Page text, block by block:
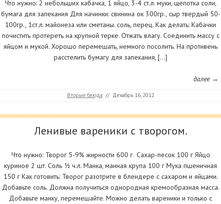
Что нужно: 2 небольших кабачка, 1 яйцо, 3-4 ст.л. муки, щепотка соли,
бумага для запекания Для начинки: свинина ок 300гр., сыр твердый 50-
100гр., 1ст.л. майонеза или сметаны. соль, перец. Как делать: Кабачки
почистить протереть на крупной терке. Отжать влагу. Соединить массу с
яйцом и мукой. Хорошо перемешать, немного посолить. На противень
расстелить бумагу для запекания, […]
далее →
Вторые блюда // Декабрь 16, 2012
Ленивые вареники с творогом.
Что нужно: Творог 5-9% жирности 600 г Сахар-песок 100 г Яйцо
куриное 2 шт. Соль ½ ч.л. Манка, манная крупа 100 г Мука пшеничная
150 г Как готовить: Творог разотрите в блендере с сахаром и яйцами.
Добавьте соль. Должна получиться однородная кремообразная масса.
Добавьте манку, перемешайте. Можно делать вареники и только с